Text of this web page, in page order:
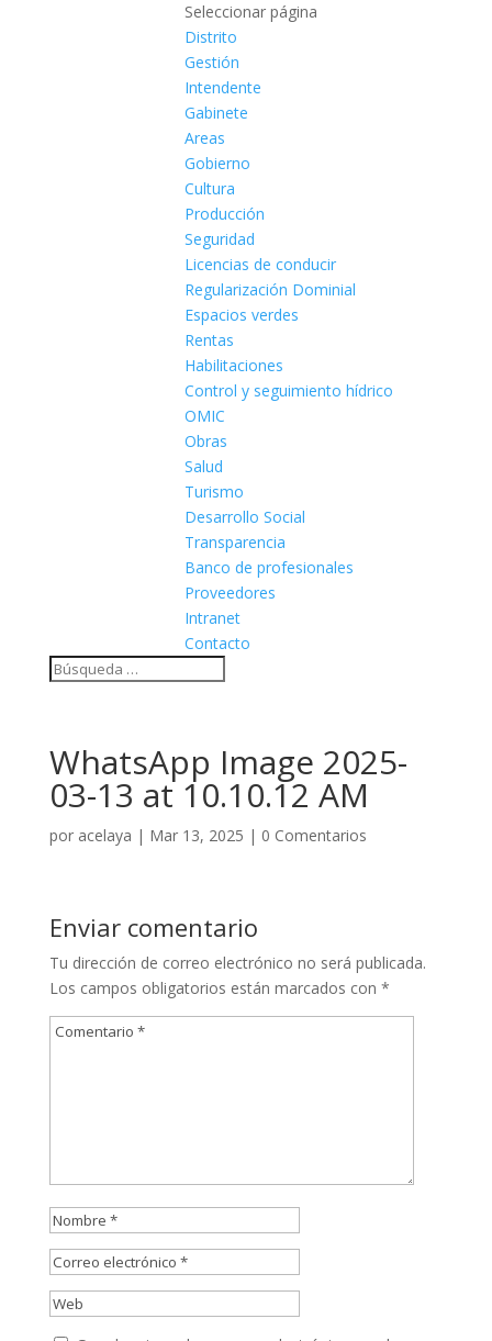
Seleccionar página
Distrito
Gestión
Intendente
Gabinete
Areas
Gobierno
Cultura
Producción
Seguridad
Licencias de conducir
Regularización Dominial
Espacios verdes
Rentas
Habilitaciones
Control y seguimiento hídrico
OMIC
Obras
Salud
Turismo
Desarrollo Social
Transparencia
Banco de profesionales
Proveedores
Intranet
Contacto
WhatsApp Image 2025-
03-13 at 10.10.12 AM
por acelaya | Mar 13, 2025 | 0 Comentarios
Enviar comentario
Tu dirección de correo electrónico no será publicada.
Los campos obligatorios están marcados con *